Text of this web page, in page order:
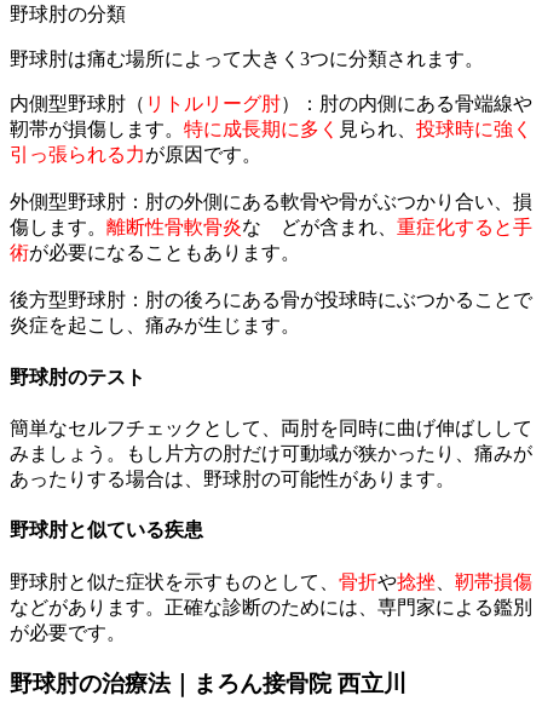
​野球肘の分類
​野球肘は痛む場所によって大きく3つに分類されます。
内側型野球肘（ リトルリーグ肘）：肘の内側にある骨端線や
靭帯が損傷します。 特に成長期に多く 見られ、 投球時に強く
引っ張られる力が原因です。
外側型野球肘：肘の外側にある軟骨や骨がぶつかり合い、損
傷します。 離断性骨軟骨炎な どが含まれ、 重症化すると手
術が必要になることもあります。
後方型野球肘：肘の後ろにある骨が投球時にぶつかることで
炎症を起こし、痛みが生じます。
​野球肘のテスト
​簡単なセルフチェックとして、両肘を同時に曲げ伸ばしして
みましょう。もし片方の肘だけ可動域が狭かったり、痛みが
あったりする場合は、野球肘の可能性があります。
野球肘と似ている疾患
​野球肘と似た症状を示すものとして、 骨折や捻挫
靭帯損傷
などがあります。正確な診断のためには、専門家による鑑別
が必要です。
野球肘の治療法｜まろん接骨院 西立川